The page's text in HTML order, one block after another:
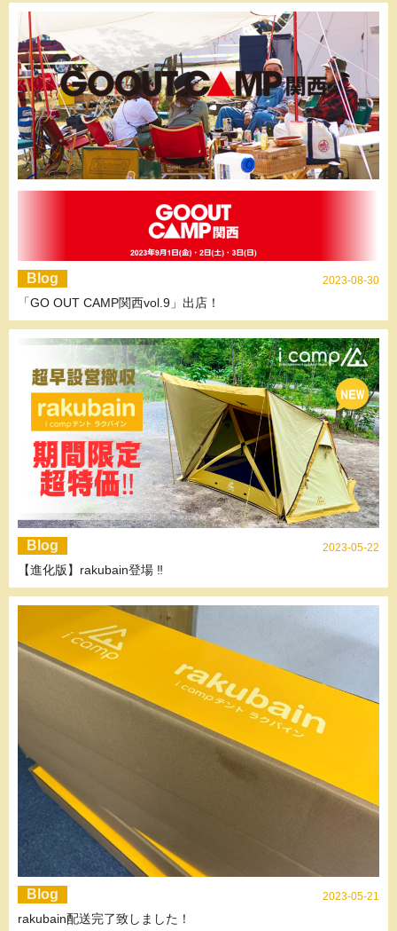
Blog 2023-08-30
「GO OUT CAMP関西vol.9」出店！
Blog 2023-05-22
【進化版】rakubain登場 ‼
Blog 2023-05-21
rakubain配送完了致しました！